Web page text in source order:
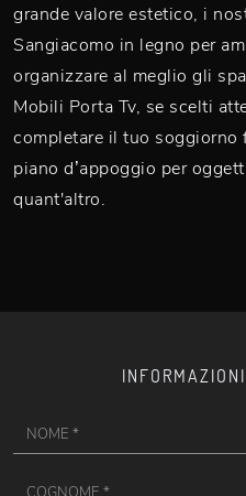
grande valore estetico, i
Sangiacomo in legno per
organizzare al meglio gli
Mobili Porta Tv, se scelti
completare il tuo
piano d’appoggio per
quant'altro.